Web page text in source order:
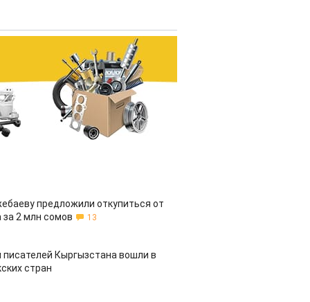
предложили откупиться от
за 2 млн сомов
13
писателей Кыргызстана вошли в
стран